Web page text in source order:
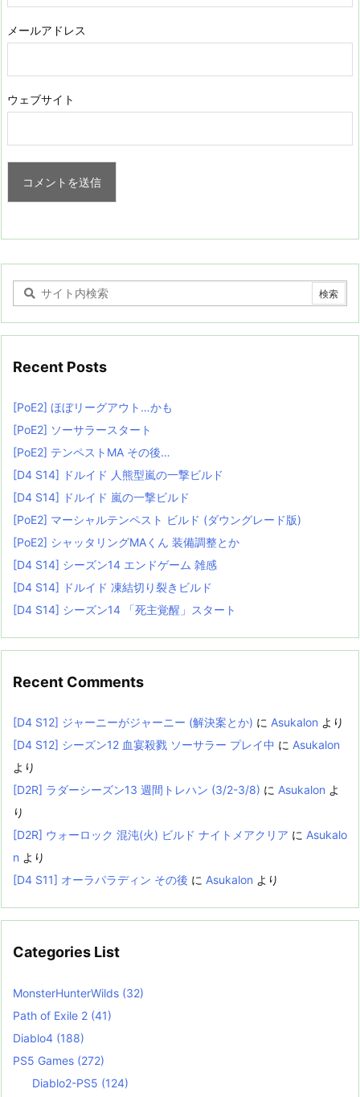
メールアドレス
ウェブサイト
Recent Posts
[PoE2] ほぼリーグアウト…かも
[PoE2] ソーサラースタート
[PoE2] テンペストMA その後…
[D4 S14] ドルイド 人熊型嵐の一撃ビルド
[D4 S14] ドルイド 嵐の一撃ビルド
[PoE2] マーシャルテンペスト ビルド (ダウングレード版)
[PoE2] シャッタリングMAくん 装備調整とか
[D4 S14] シーズン14 エンドゲーム 雑感
[D4 S14] ドルイド 凍結切り裂きビルド
[D4 S14] シーズン14 「死主覚醒」スタート
Recent Comments
[D4 S12] ジャーニーがジャーニー (解決案とか) に Asukalon より
[D4 S12] シーズン12 血宴殺戮 ソーサラー プレイ中 に Asukalon
より
[D2R] ラダーシーズン13 週間トレハン (3/2-3/8) に Asukalon よ
り
[D2R] ウォーロック 混沌(火) ビルド ナイトメアクリア に Asukalo
n より
[D4 S11] オーラパラディン その後 に Asukalon より
Categories List
MonsterHunterWilds (32)
Path of Exile 2 (41)
Diablo4 (188)
PS5 Games (272)
Diablo2-PS5 (124)